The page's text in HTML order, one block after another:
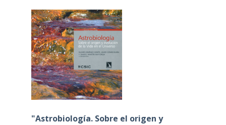
"Astrobiología. Sobre el origen y